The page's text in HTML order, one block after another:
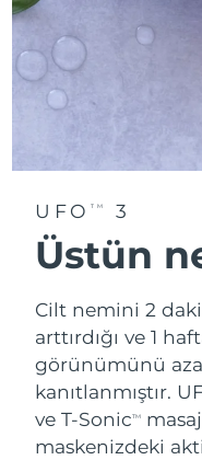
UFO TM 3
Üstün
Cilt nemini 2
arttırdığı ve 1
görünümünü
kanıtlanmıştır.
ve T-SonicTM
maskenizdeki